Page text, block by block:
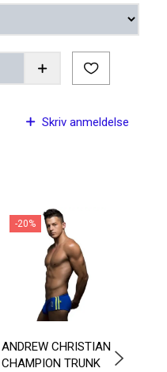
Skriv anmeldelse
-20%
ANDREW CHRISTIAN
CHAMPION TRUNK